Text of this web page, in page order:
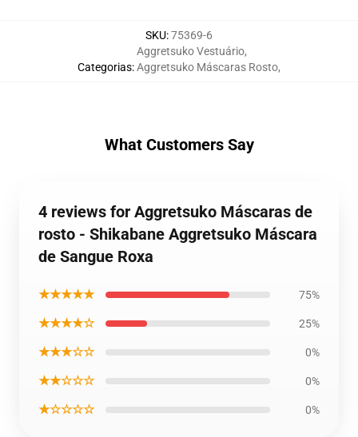
SKU:75369-6
Categorias:
Aggretsuko Vestuário,
Aggretsuko Máscaras Rosto,
What Customers Say
4 reviews for Aggretsuko Máscaras de
rosto - Shikabane Aggretsuko Máscara
de Sangue Roxa
★★★★★ 75%
★★★★☆ 25%
★★★☆☆ 0%
★★☆☆☆ 0%
★☆☆☆☆ 0%